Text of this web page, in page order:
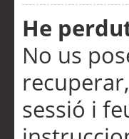
He
No us
sessió i